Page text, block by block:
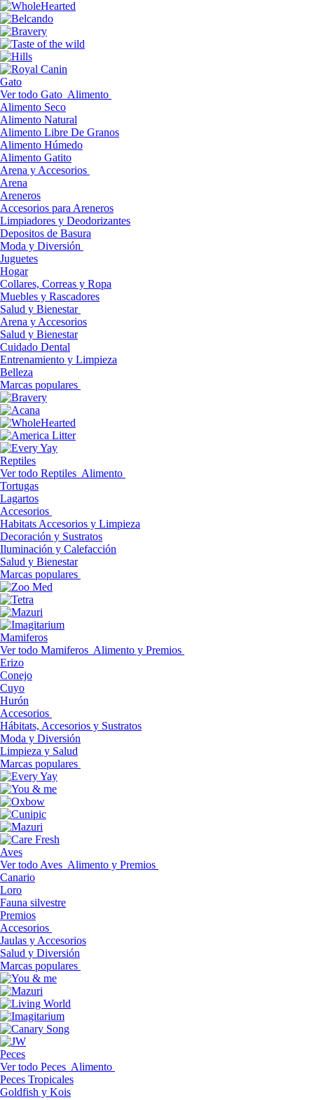
Gato
Ver todo Gato Alimento
Alimento Seco
Alimento Natural
Alimento Libre De Granos
Alimento Húmedo
Alimento Gatito
Arena y Accesorios
Arena
Areneros
Accesorios para Areneros
Limpiadores y Deodorizantes
Depositos de Basura
Moda y Diversión
Juguetes
Hogar
Collares, Correas y Ropa
Muebles y Rascadores
Salud y Bienestar
Arena y Accesorios
Salud y Bienestar
Cuidado Dental
Entrenamiento y Limpieza
Belleza
Marcas populares
Reptiles
Ver todo Reptiles Alimento
Tortugas
Lagartos
Accesorios
Habitats Accesorios y Limpieza
Decoración y Sustratos
Iluminación y Calefacción
Salud y Bienestar
Marcas populares
Mamiferos
Ver todo Mamiferos Alimento y Premios
Erizo
Conejo
Cuyo
Hurón
Accesorios
Hábitats, Accesorios y Sustratos
Moda y Diversión
Limpieza y Salud
Marcas populares
Aves
Ver todo Aves Alimento y Premios
Canario
Loro
Fauna silvestre
Premios
Accesorios
Jaulas y Accesorios
Salud y Diversión
Marcas populares
Peces
Ver todo Peces Alimento
Peces Tropicales
Goldfish y Kois